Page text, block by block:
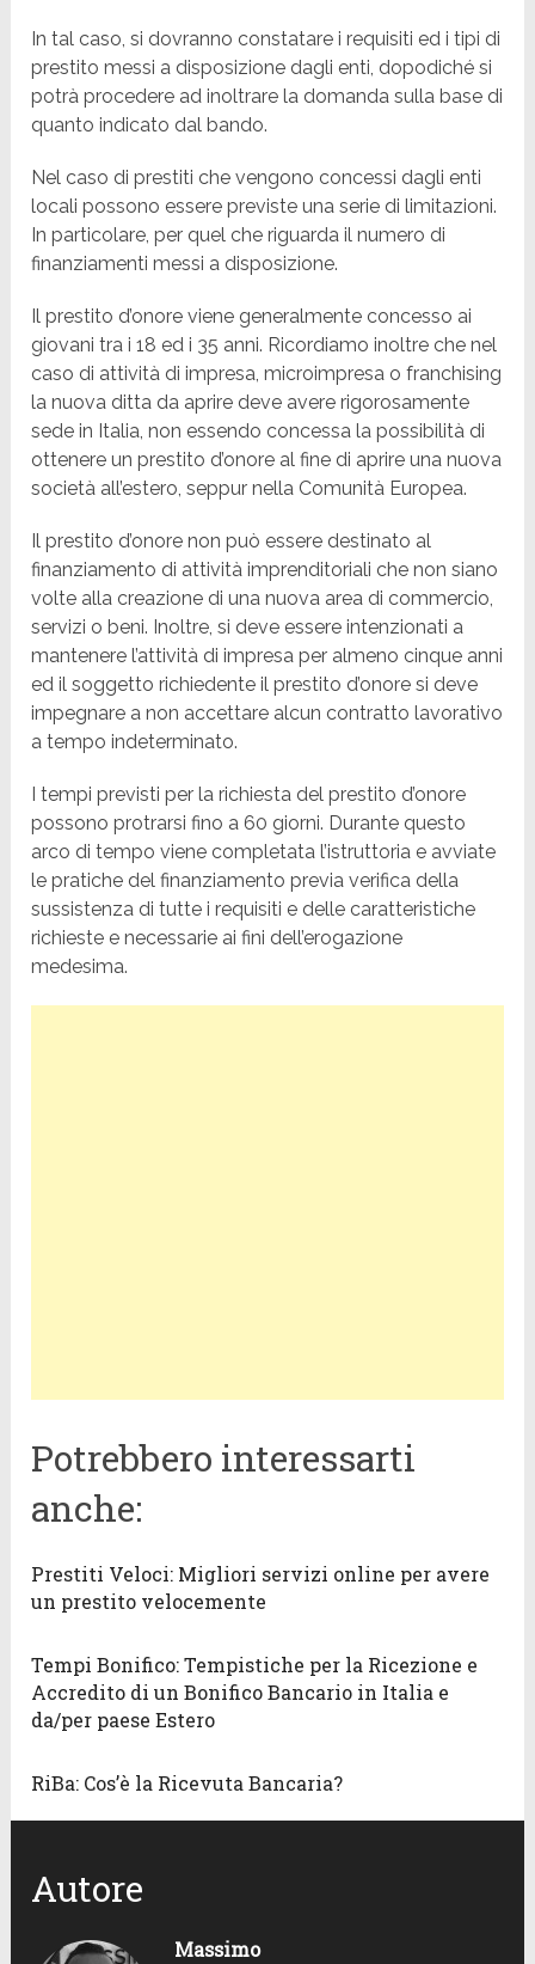
In tal caso, si dovranno constatare i requisiti ed i tipi di
prestito messi a disposizione dagli enti, dopodiché si
potrà procedere ad inoltrare la domanda sulla base di
quanto indicato dal bando.
Nel caso di prestiti che vengono concessi dagli enti
locali possono essere previste una serie di limitazioni.
In particolare, per quel che riguarda il numero di
finanziamenti messi a disposizione.
Il prestito d’onore viene generalmente concesso ai
giovani tra i 18 ed i 35 anni. Ricordiamo inoltre che nel
caso di attività di impresa, microimpresa o franchising
la nuova ditta da aprire deve avere rigorosamente
sede in Italia, non essendo concessa la possibilità di
ottenere un prestito d’onore al fine di aprire una nuova
società all’estero, seppur nella Comunità Europea.
Il prestito d’onore non può essere destinato al
finanziamento di attività imprenditoriali che non siano
volte alla creazione di una nuova area di commercio,
servizi o beni. Inoltre, si deve essere intenzionati a
mantenere l’attività di impresa per almeno cinque anni
ed il soggetto richiedente il prestito d’onore si deve
impegnare a non accettare alcun contratto lavorativo
a tempo indeterminato.
I tempi previsti per la richiesta del prestito d’onore
possono protrarsi fino a 60 giorni. Durante questo
arco di tempo viene completata l’istruttoria e avviate
le pratiche del finanziamento previa verifica della
sussistenza di tutte i requisiti e delle caratteristiche
richieste e necessarie ai fini dell’erogazione
medesima.
Potrebbero interessarti
anche:
Prestiti Veloci: Migliori servizi online per avere
un prestito velocemente
Tempi Bonifico: Tempistiche per la Ricezione e
Accredito di un Bonifico Bancario in Italia e
da/per paese Estero
RiBa: Cos’è la Ricevuta Bancaria?
Autore
Massimo